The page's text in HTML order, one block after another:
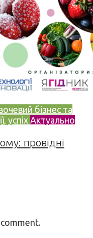
бізнес та
успіх Актуально
провідні